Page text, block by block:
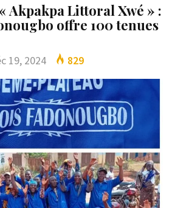
Akpakpa Littoral Xwé » :
offre 100 tenues
19, 2024
829